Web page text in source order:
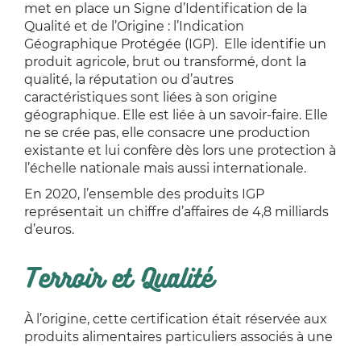
met en place un Signe d’Identification de la
Qualité et de l’Origine : l’Indication
Géographique Protégée (IGP). Elle identifie un
produit agricole, brut ou transformé, dont la
qualité, la réputation ou d’autres
caractéristiques sont liées à son origine
géographique. Elle est liée à un savoir-faire. Elle
ne se crée pas, elle consacre une production
existante et lui confère dès lors une protection à
l’échelle nationale mais aussi internationale.
En 2020, l’ensemble des produits IGP
représentait un chiffre d’affaires de 4,8 milliards
d’euros.
Terroir et Qualité
À l’origine, cette certification était réservée aux
produits alimentaires particuliers associés à une